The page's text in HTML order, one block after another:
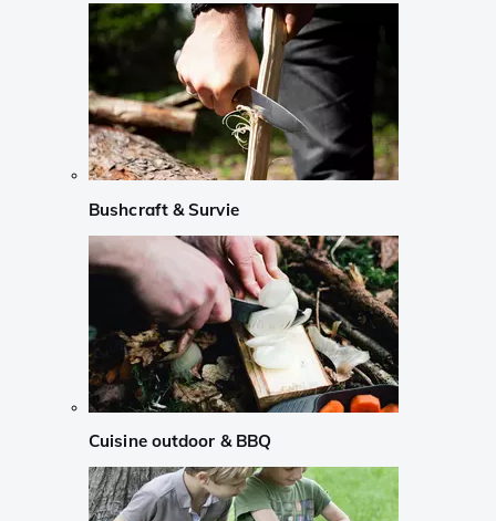
Bushcraft & Survie
Cuisine outdoor & BBQ